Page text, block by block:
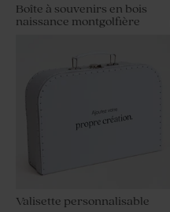
Boîte à souvenirs en bois
naissance montgolfière
Valisette personnalisable